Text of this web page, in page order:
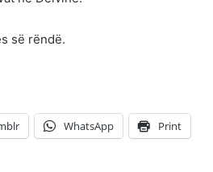
së rëndë.
WhatsApp Print